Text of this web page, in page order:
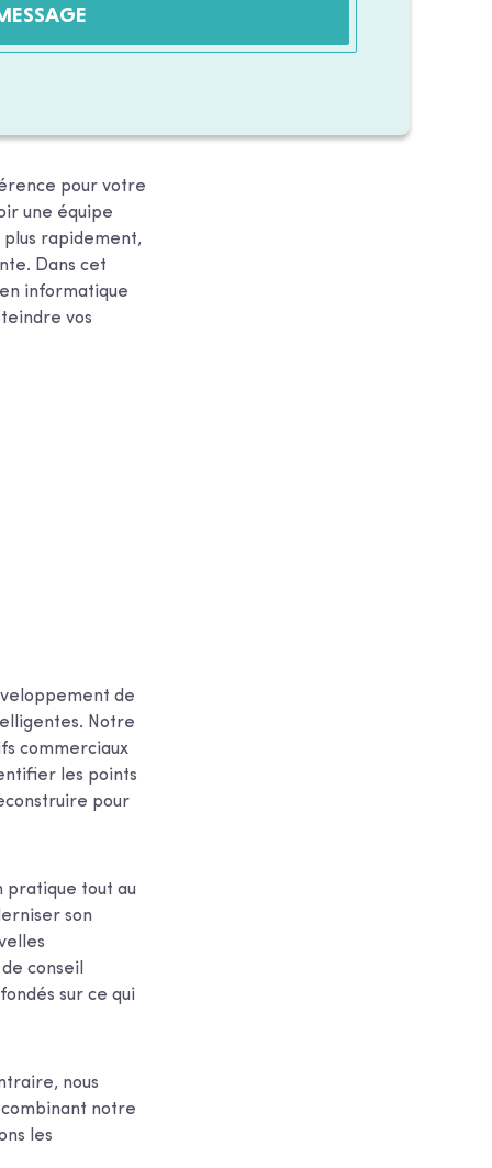
pour votre
une équipe
rapidement,
Dans cet
informatique
vos
de
Notre
commerciaux
les points
pour
pratique tout au
son
conseil
sur ce qui
nous
notre
les